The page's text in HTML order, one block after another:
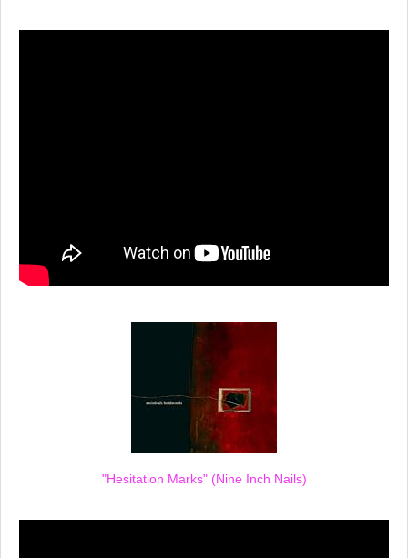
"Hesitation Marks" (Nine Inch Nails)